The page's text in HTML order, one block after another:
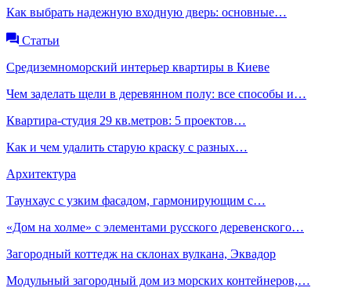
Как выбрать надежную входную дверь: основные…
Статьи
Средиземноморский интерьер квартиры в Киеве
Чем заделать щели в деревянном полу: все способы и…
Квартира-студия 29 кв.метров: 5 проектов…
Как и чем удалить старую краску с разных…
Архитектура
Таунхаус с узким фасадом, гармонирующим с…
«Дом на холме» с элементами русского деревенского…
Загородный коттедж на склонах вулкана, Эквадор
Модульный загородный дом из морских контейнеров,…